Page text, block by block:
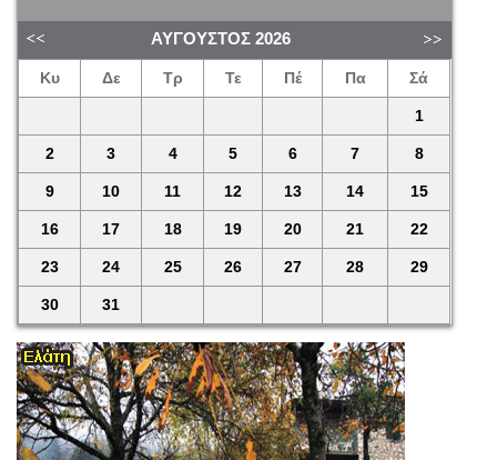
ΑΎΓΟΥΣΤΟΣ 2026
Κυ Δε Τρ Τε Πέ Πα Σά
1
2 3 4 5 6 7 8
9 10 11 12 13 14 15
16 17 18 19 20 21 22
23 24 25 26 27 28 29
30 31